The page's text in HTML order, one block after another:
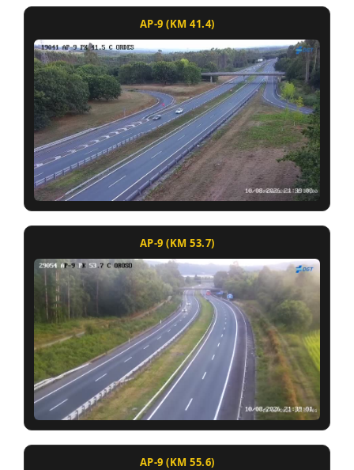
AP-9 (KM 41.4)
AP-9 (KM 53.7)
AP-9 (KM 55.6)